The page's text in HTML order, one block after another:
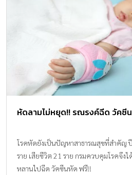
หัดลามไม่หยุด!! รณรงค์ฉีด วัคซี
โรคหัดยังเป็นปัญหาสาธารณสุขที่สำคัญ
ราย เสียชีวิต 21 ราย กรมควบคุมโรคจึ
หลานไปฉีด วัคซีนหัด ฟรี!!